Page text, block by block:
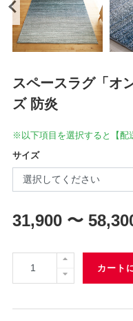
スペースラグ「オ
ズ 防炎
※以下項目を選択すると【配
サイズ
31,900 〜
カート